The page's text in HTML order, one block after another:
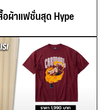
อผ้าแฟชั่นสุด Hype